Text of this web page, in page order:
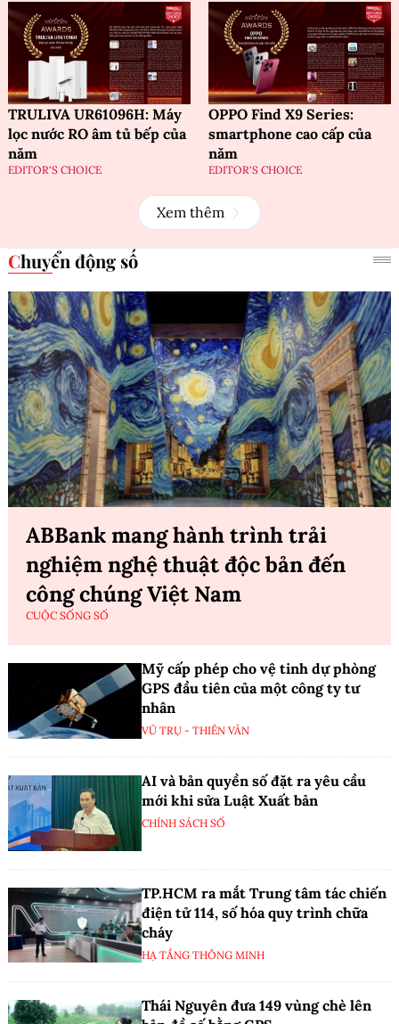
TRULIVA UR61096H: Máy
lọc nước RO âm tủ bếp của
năm
EDITOR'S CHOICE
OPPO Find X9 Series:
smartphone cao cấp của
năm
EDITOR'S CHOICE
Xem thêm
Chuyển động số
ABBank mang hành trình trải
nghiệm nghệ thuật độc bản đến
công chúng Việt Nam
CUỘC SỐNG SỐ
Mỹ cấp phép cho vệ tinh dự phòng
GPS đầu tiên của một công ty tư
nhân
VŨ TRỤ - THIÊN VĂN
AI và bản quyền số đặt ra yêu cầu
mới khi sửa Luật Xuất bản
CHÍNH SÁCH SỐ
TP.HCM ra mắt Trung tâm tác chiến
điện tử 114, số hóa quy trình chữa
cháy
HẠ TẦNG THÔNG MINH
Thái Nguyên đưa 149 vùng chè lên